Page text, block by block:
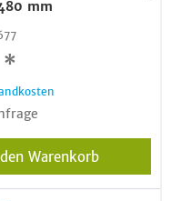
mm
*
Warenkorb